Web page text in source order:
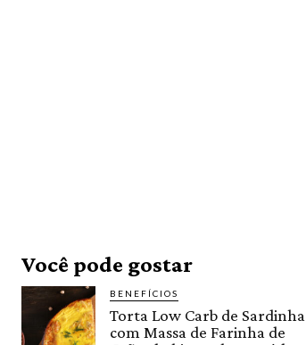
Você pode gostar
BENEFÍCIOS
Torta Low Carb de Sardinha
com Massa de Farinha de